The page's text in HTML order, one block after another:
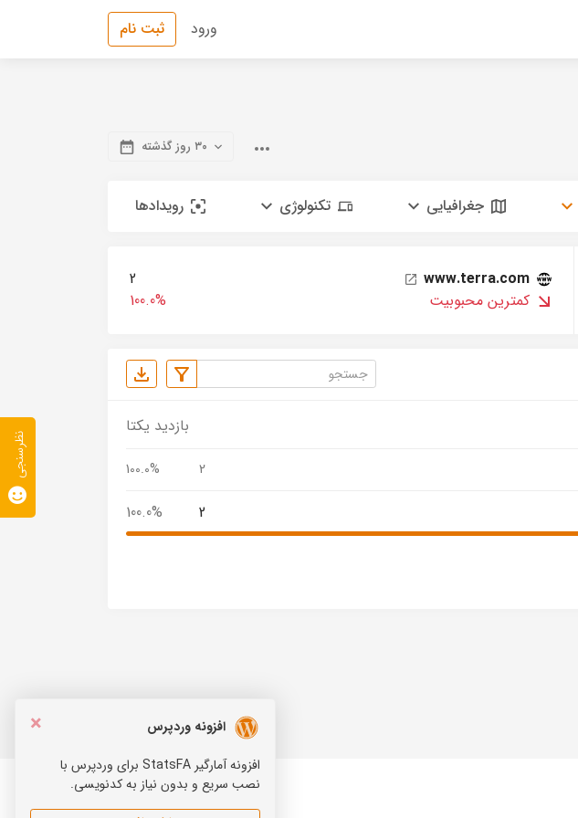
ورود ثبت نام
۳۰ روز گذشته
جغرافیایی تکنولوژی رویدادها
www.terra.com
2
کمترین محبوبیت
100.0%
بازدید یکتا
2
100.0%
2
100.0%
×
افزونه وردپرس
افزونه آمارگیر StatsFA برای وردپرس با
نصب سریع و بدون نیاز به کدنویسی.
نظرسنجی